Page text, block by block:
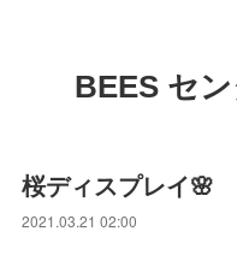
BEES セ
桜ディスプレイ🌸
2021.03.21 02:00